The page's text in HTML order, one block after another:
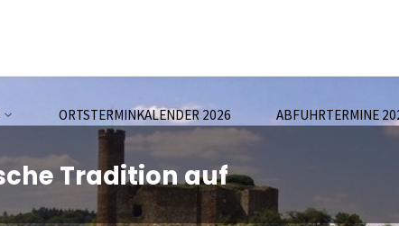
ORTSTERMINKALENDER 2026 ABFUHRTERMINE
Tradition auf